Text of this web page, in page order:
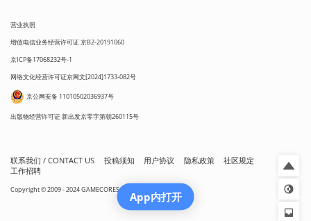
营业执照
增值电信业务经营许可证 京B2-20191060
京ICP备17068232号-1
网络文化经营许可证京网文[2024]1733-082号
京公网安备 11010502036937号
出版物经营许可证 新出发京零字第朝260115号
联系我们 / CONTACT US 投稿须知 用户协议 隐私政策
社区规定
工作招聘
Copyright © 2009 - 2024 GAMECORES. All Rights Reserved
App内打开